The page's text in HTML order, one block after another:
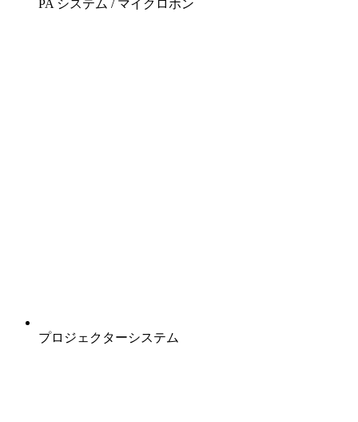
PA システム / マイクロホン
プロジェクターシステム